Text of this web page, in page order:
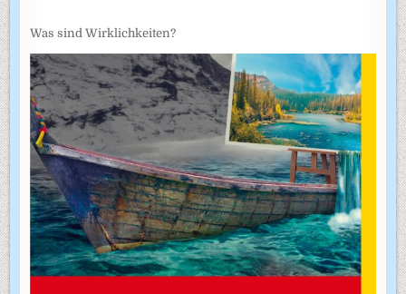
Was sind Wirklichkeiten?